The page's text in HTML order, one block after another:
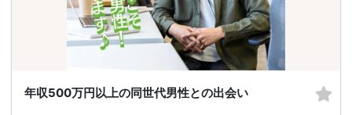
年収500万円以上の同世代男性との出会い